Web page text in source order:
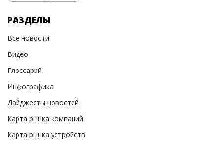
РАЗДЕЛЫ
Все новости
Видео
Глоссарий
Инфографика
Дайджесты новостей
Карта рынка компаний
Карта рынка устройств